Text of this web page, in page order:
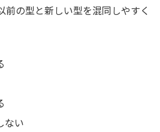
前の型と新しい型を混同しやすく
ない